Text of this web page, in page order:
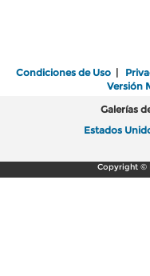
Condiciones de Uso |
Versión
Galerías
Estados
Copyright ©